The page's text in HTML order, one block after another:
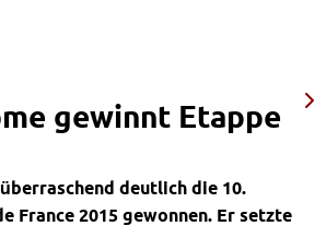
gewinnt Etappe
deutlich die 10.
France 2015 gewonnen. Er setzte